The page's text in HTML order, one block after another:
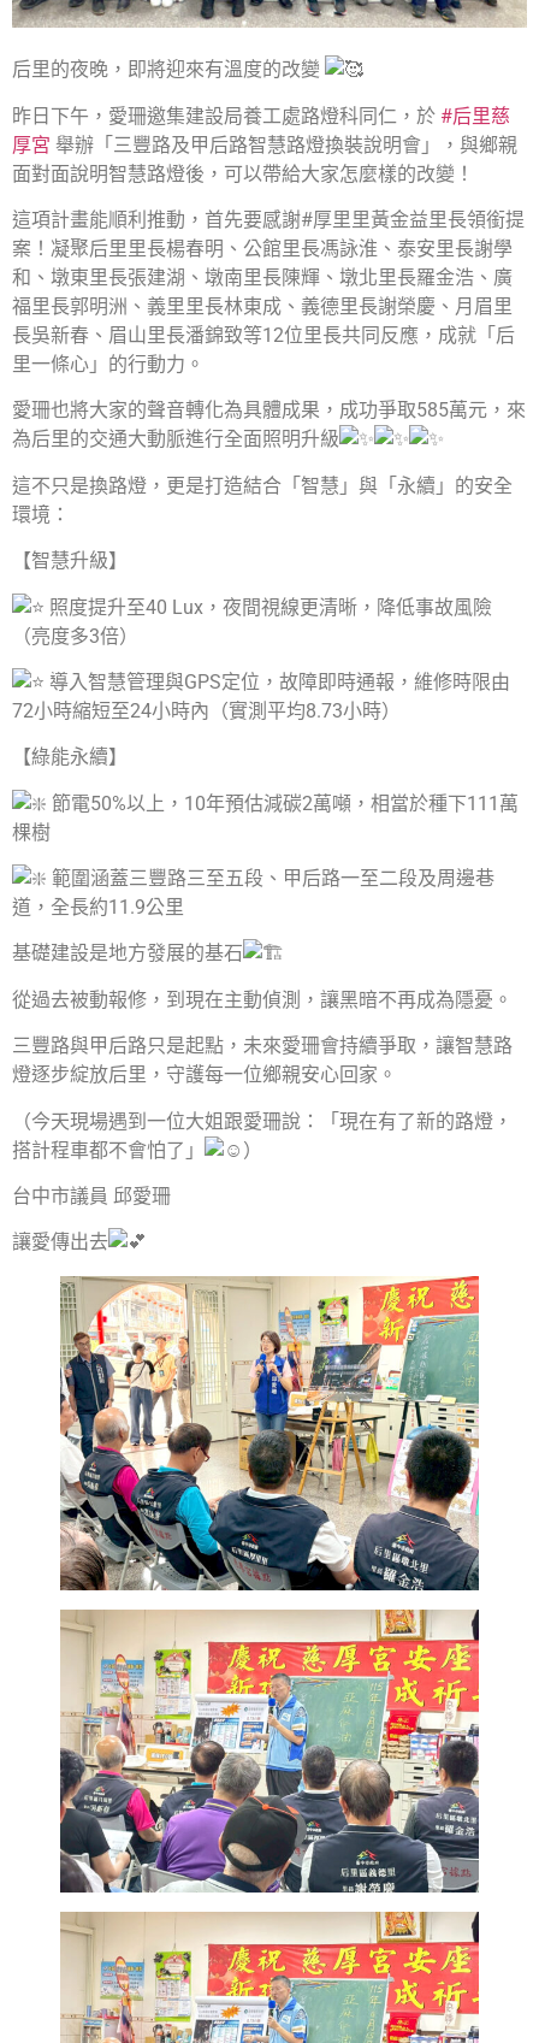
后里的夜晚，即將迎來有溫度的改變
昨日下午，愛珊邀集建設局養工處路燈科同仁，於 #后里慈
厚宮 舉辦「三豐路及甲后路智慧路燈換裝說明會」，與鄉親
面對面說明智慧路燈後，可以帶給大家怎麼樣的改變！
這項計畫能順利推動，首先要感謝#厚里里黃金益里長領銜提
案！凝聚后里里長楊春明、公館里長馮詠淮、泰安里長謝學
和、墩東里長張建湖、墩南里長陳輝、墩北里長羅金浩、廣
福里長郭明洲、義里里長林東成、義德里長謝榮慶、月眉里
長吳新春、眉山里長潘錦致等12位里長共同反應，成就「后
里一條心」的行動力。
愛珊也將大家的聲音轉化為具體成果，成功爭取585萬元，來
為后里的交通大動脈進行全面照明升級
這不只是換路燈，更是打造結合「智慧」與「永續」的安全
環境：
【智慧升級】
照度提升至40 Lux，夜間視線更清晰，降低事故風險
（亮度多3倍）
導入智慧管理與GPS定位，故障即時通報，維修時限由
72小時縮短至24小時內（實測平均8.73小時）
【綠能永續】
節電50%以上，10年預估減碳2萬噸，相當於種下111萬
棵樹
範圍涵蓋三豐路三至五段、甲后路一至二段及周邊巷
道，全長約11.9公里
基礎建設是地方發展的基石
從過去被動報修，到現在主動偵測，讓黑暗不再成為隱憂。
三豐路與甲后路只是起點，未來愛珊會持續爭取，讓智慧路
燈逐步綻放后里，守護每一位鄉親安心回家。
（今天現場遇到一位大姐跟愛珊說：「現在有了新的路燈，
搭計程車都不會怕了」
）
台中市議員 邱愛珊
讓愛傳出去